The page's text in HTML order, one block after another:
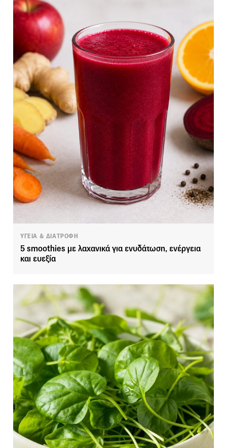
ΥΓΕΙΑ & ΔΙΑΤΡΟΦΗ
5 smoothies με λαχανικά για ενυδάτωση, ενέργεια
και ευεξία